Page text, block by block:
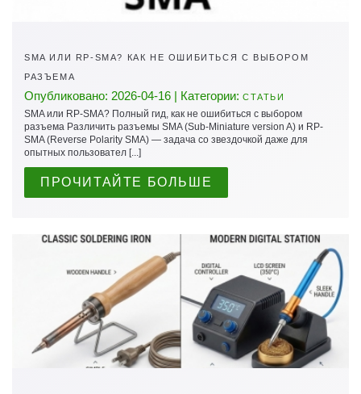
SMA ИЛИ RP-SMA? КАК НЕ ОШИБИТЬСЯ С ВЫБОРОМ
РАЗЪЕМА
Опубликовано: 2026-04-16 | Категории: СТАТЬИ
SMA или RP-SMA? Полный гид, как не ошибиться с выбором
разъема Различить разъемы SMA (Sub-Miniature version A) и RP-
SMA (Reverse Polarity SMA) — задача со звездочкой даже для
опытных пользовател [...]
ПРОЧИТАЙТЕ БОЛЬШЕ